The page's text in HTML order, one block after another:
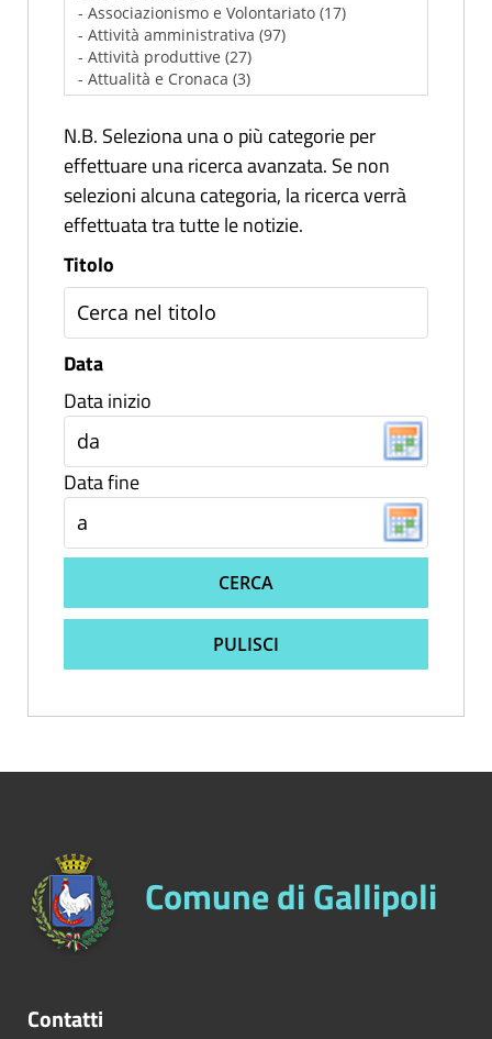
N.B. Seleziona una o più categorie per
effettuare una ricerca avanzata. Se non
selezioni alcuna categoria, la ricerca verrà
effettuata tra tutte le notizie.
Titolo
Data
Data inizio
Data fine
CERCA
PULISCI
Comune di Gallipoli
Contatti